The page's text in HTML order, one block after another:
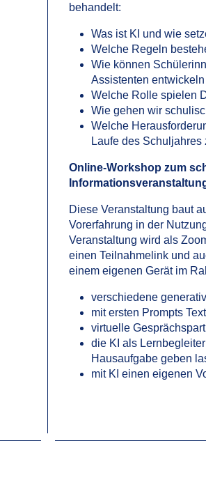
behandelt:
Was ist KI und wie
Welche Regeln
Wie können
Assistenten
Welche Rolle spielen
Wie gehen wir
Welche
Laufe des Schuljahres
Online-Workshop zum
Diese Veranstaltung baut
Vorerfahrung in der
Veranstaltung wird als
einen Teilnahmelink und
einem eigenen Gerät im
verschiedene
mit ersten Prompts
virtuelle
die KI als
Hausaufgabe geben
mit KI einen eigenen